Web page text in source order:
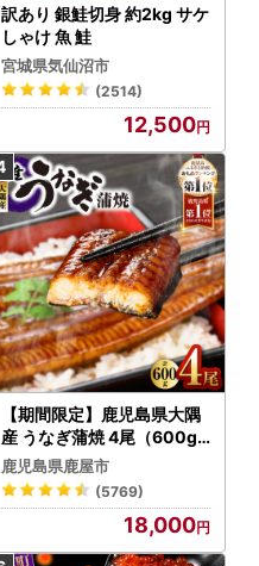
訳あり 銀鮭切身 約2kg サケ
しゃけ 魚 鮭
宮城県気仙沼市
(2514)
12,500
【期間限定】鹿児島県大隅
産 うなぎ蒲焼 4尾（600g
） KN007-004-04-cp18
うなぎ 鰻 魚 惣菜 総菜
鹿児島県鹿屋市
(5769)
18,000